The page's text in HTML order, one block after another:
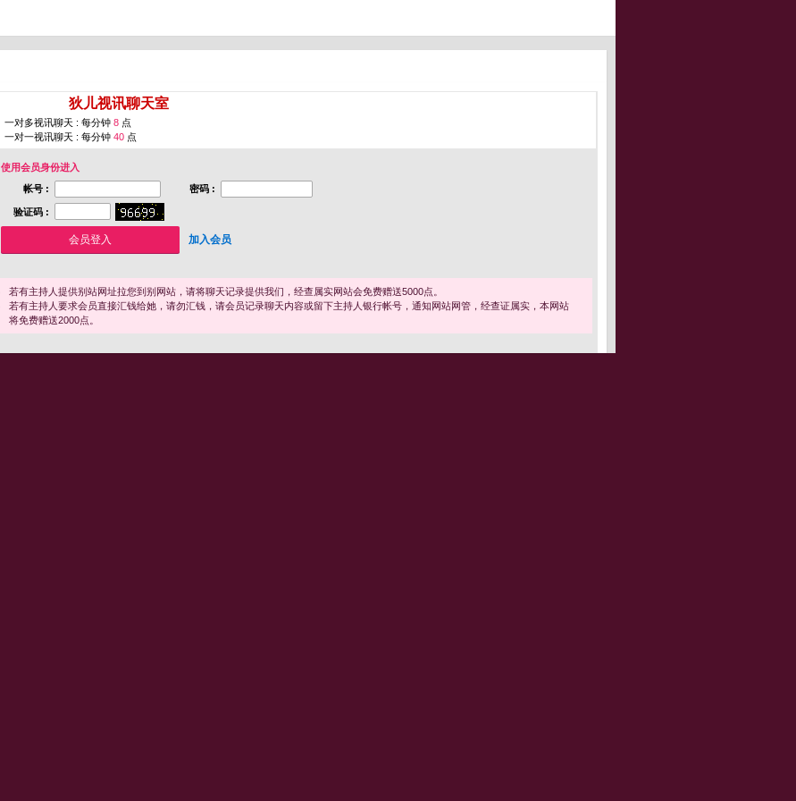
狄儿视讯聊天室
一对多视讯聊天 : 每分钟 8 点
一对一视讯聊天 : 每分钟 40 点
使用会员身份进入
帐号 :
密码 :
验证码 :
加入会员
若有主持人提供别站网址拉您到别网站，请将聊天记录提供我们，经查属实网站会免费赠送5000点。
若有主持人要求会员直接汇钱给她，请勿汇钱，请会员记录聊天内容或留下主持人银行帐号，通知网站网管，经查证属实，本网站
将免费赠送2000点。